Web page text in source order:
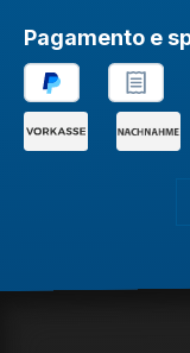
Pagamento e